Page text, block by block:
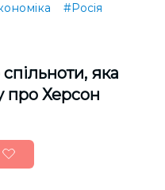
#Росія
яка
про Херсон